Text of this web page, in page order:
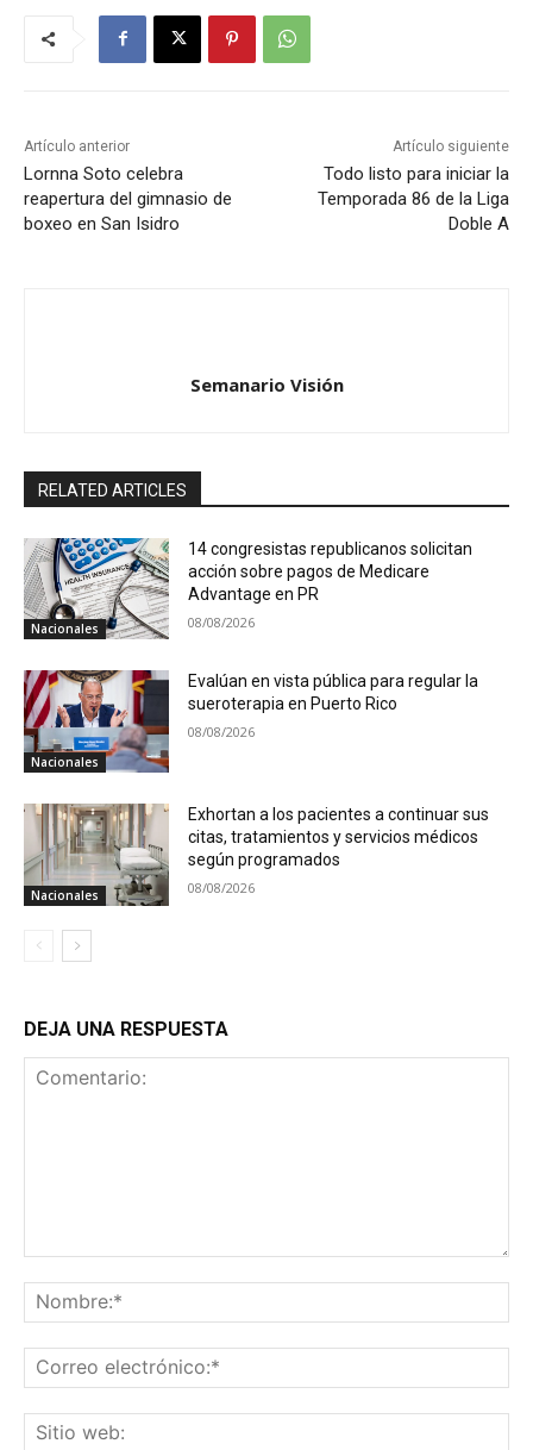
Artículo anterior
Lornna Soto celebra
reapertura del gimnasio de
boxeo en San Isidro
Artículo siguiente
Todo listo para iniciar la
Temporada 86 de la Liga
Doble A
Semanario Visión
RELATED ARTICLES
Nacionales
14 congresistas republicanos solicitan
acción sobre pagos de Medicare
Advantage en PR
08/08/2026
Nacionales
Evalúan en vista pública para regular la
sueroterapia en Puerto Rico
08/08/2026
Nacionales
Exhortan a los pacientes a continuar sus
citas, tratamientos y servicios médicos
según programados
08/08/2026
DEJA UNA RESPUESTA